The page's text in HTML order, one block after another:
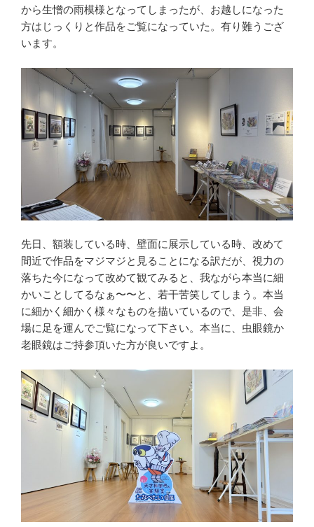
から生憎の雨模様となってしまったが、お越しになった
方はじっくりと作品をご覧になっていた。有り難うござ
います。
先日、額装している時、壁面に展示している時、改めて
間近で作品をマジマジと見ることになる訳だが、視力の
落ちた今になって改めて観てみると、我ながら本当に細
かいことしてるなぁ〜〜と、若干苦笑してしまう。本当
に細かく細かく様々なものを描いているので、是非、会
場に足を運んでご覧になって下さい。本当に、虫眼鏡か
老眼鏡はご持参頂いた方が良いですよ。